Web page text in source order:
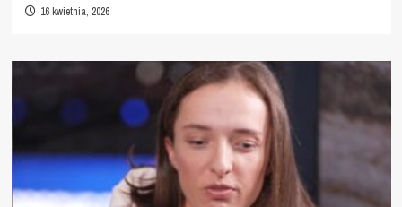
16 kwietnia, 2026